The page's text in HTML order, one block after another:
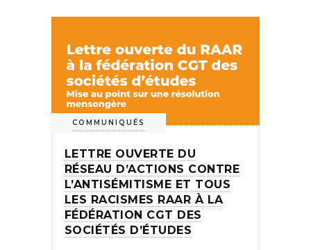
COMMUNIQUÉS
LETTRE OUVERTE DU
RÉSEAU D’ACTIONS CONTRE
L’ANTISÉMITISME ET TOUS
LES RACISMES RAAR À LA
FÉDÉRATION CGT DES
SOCIÉTÉS D’ÉTUDES